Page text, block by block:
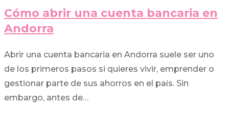
Cómo abrir una cuenta bancaria en
Andorra
Abrir una cuenta bancaria en Andorra suele ser uno
de los primeros pasos si quieres vivir, emprender o
gestionar parte de sus ahorros en el país. Sin
embargo, antes de…